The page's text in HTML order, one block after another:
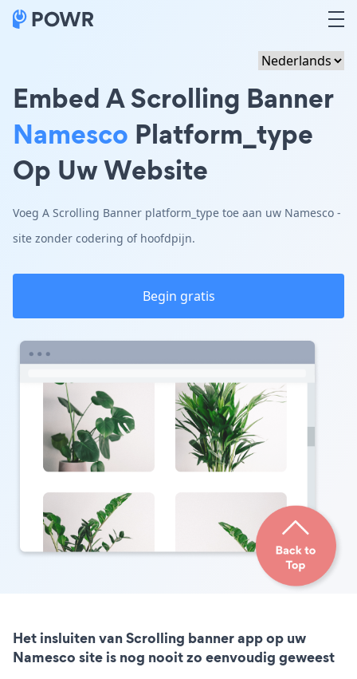
Embed A Scrolling Banner
Namesco Platform_type
Op Uw Website
Voeg A Scrolling Banner platform_type toe aan uw Namesco -
site zonder codering of hoofdpijn.
Begin gratis
Het insluiten van Scrolling banner app op uw
Namesco site is nog nooit zo eenvoudig geweest